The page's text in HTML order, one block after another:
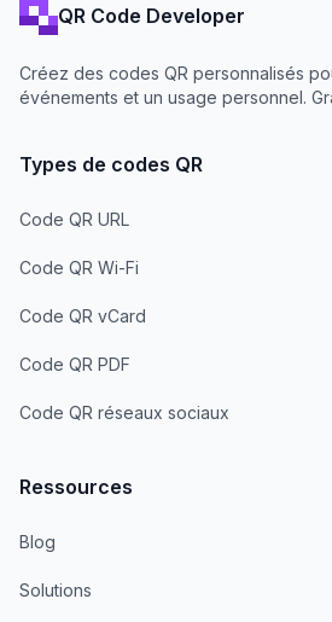
QR Code Developer
Créez des codes QR personnalisés
événements et un usage personnel.
Types de codes QR
Code QR URL
Code QR Wi-Fi
Code QR vCard
Code QR PDF
Code QR réseaux sociaux
Ressources
Blog
Solutions